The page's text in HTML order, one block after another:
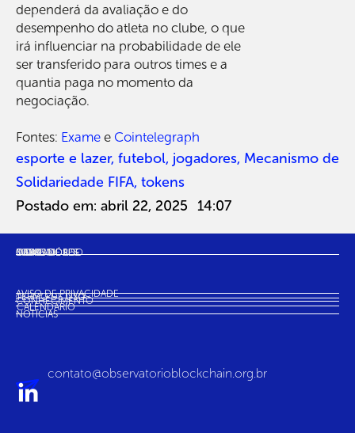
dependerá da avaliação e do
desempenho do atleta no clube, o que
irá influenciar na probabilidade de ele
ser transferido para outros times e a
quantia paga no momento da
negociação.
Fontes: Exame e Cointelegraph
esporte e lazer, futebol, jogadores, Mecanismo de
Solidariedade FIFA, tokens
Postado em: abril 22, 2025 14:07
SOBRE NÓS
MAPA
CASOS DE USO
INDICADORES
COMUNIDADE
NOTÍCIAS
CALENDÁRIO
CONHECIMENTO
TERMO DE USO
AVISO DE PRIVACIDADE
contato@observatorioblockchain.org.br